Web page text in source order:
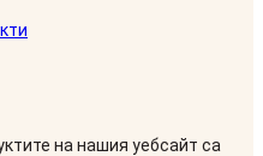
на нашия уебсайт са